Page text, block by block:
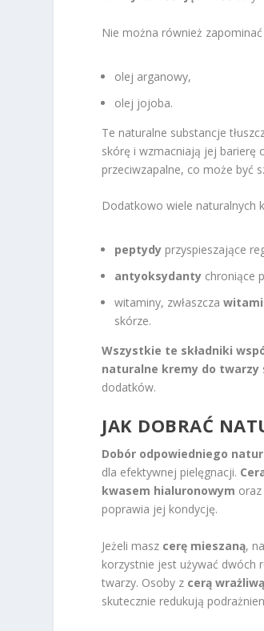
Nie można również
olej arganowy,
olej jojoba.
Te naturalne substancje
skórę i wzmacniają jej barierę
przeciwzapalne, co może być
Dodatkowo wiele naturalnych
peptydy przyspieszające
antyoksydanty chroniące
witaminy, zwłaszcza
skórze.
Wszystkie te składniki
naturalne kremy do twarzy
dodatków.
JAK DOBRAĆ
Dobór odpowiedniego
dla efektywnej pielęgnacji.
kwasem hialuronowym oraz
poprawia jej kondycję.
Jeżeli masz cerę mieszaną,
korzystnie jest używać dwóch
twarzy. Osoby z cerą wrażliwą
skutecznie redukują